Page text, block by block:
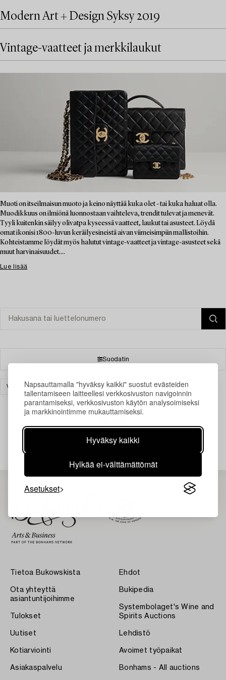
Napsauttamalla "hyväksy kaikki" suostut evästeiden
tallentamiseen laitteellesi verkkosivuston navigoinnin
parantamiseksi, verkkosivuston käytön analysoimiseksi
ja markkinointimme mukauttamiseksi.
Hyväksy kaikki
Hylkää ei-välttämättömät
Asetukset
Modern Art + Design Syksy 2019
Vintage-vaatteet ja merkkilaukut
Muoti on itseilmaisun muoto ja keino näyttää kuka olet - tai kuka haluat olla.
Muodikkuus on ilmiönä luonnostaan vaihteleva, trendit tulevat ja menevät.
Tyyli kuitenkin säilyy olivatpa kyseessä vaatteet, laukut tai asusteet. Löydä
omat ikonisi 1800-luvun keräilyesineistä aivan viimeisimpiin mallistoihin.
Kohteistamme löydät myös halutut vintage-vaatteet ja vintage-asusteet sekä
muut harvinaisuudet....
Lue lisää
Suodatin
VINTAGE & FASHION GRAFIIKKA TYHJENNÄ KAIKKI
Tietoa Bukowskista
Ota yhteyttä
asiantuntijoihimme
Tulokset
Uutiset
Kotiarviointi
Asiakaspalvelu
Ehdot
Bukipedia
Systembolaget's Wine and
Spirits Auctions
Lehdistö
Avoimet työpaikat
Bonhams - All auctions